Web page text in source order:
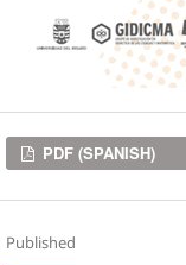
Downloads
PDF (SPANISH)
Published